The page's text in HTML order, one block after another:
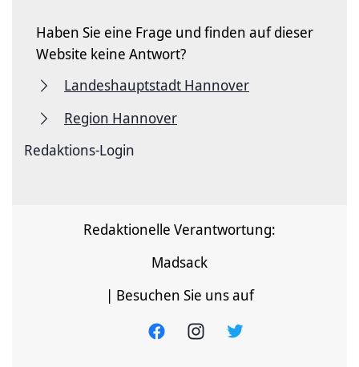
Haben Sie eine Frage und finden auf dieser
Website keine Antwort?
Landeshauptstadt Hannover
Region Hannover
Redaktions-Login
Redaktionelle Verantwortung:
Madsack
| Besuchen Sie uns auf